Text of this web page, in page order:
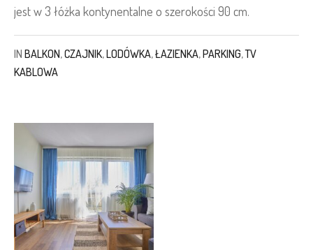
jest w 3 łóżka kontynentalne o szerokości 90 cm.
IN BALKON,CZAJNIK,LODÓWKA,ŁAZIENKA,PARKING,TV
KABLOWA